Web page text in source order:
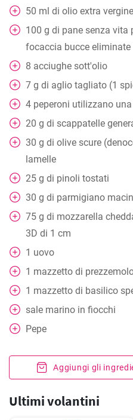
50 ml di olio extra
100 g di pane senza vita
focaccia bucce
8 acciughe sott'olio
7 g di aglio tagliato (1
4 peperoni utilizzano
20 g di scappatelle
30 g di olive scure
lamelle
25 g di pinoli tostati
30 g di parmigiano
75 g di mozzarella
3D di 1 cm
1 uovo
1 mazzetto di
1 mazzetto di basilico
sale marino in fiocchi
Pepe
Aggiungi gli
Ultimi volantini